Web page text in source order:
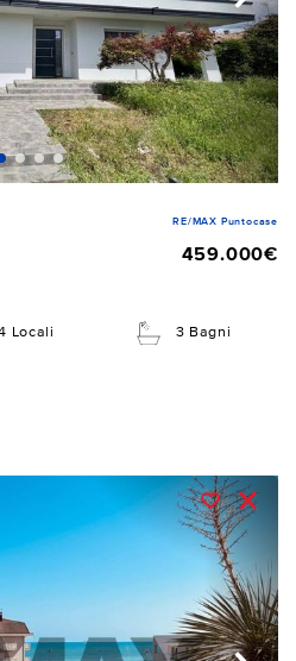
RE/MAX Puntocase
459.000€
Locali 3 Bagni